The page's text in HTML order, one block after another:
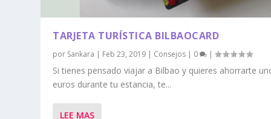
TARJETA TURÍSTICA BILBAOCARD
por Sankara | Feb 23, 2019 | Consejos | 0 |
Si tienes pensado viajar a Bilbao y quieres ahorrarte
euros durante tu estancia, te...
LEE MAS